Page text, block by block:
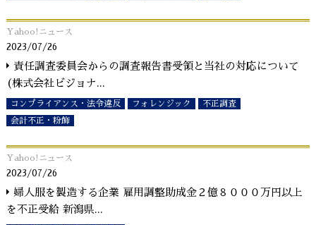
Yahoo!ニュース
2023/07/26
責任調査委員会からの調査報告書受領と当社の対応について
(株式会社ビジョナ ...
コンプライアンス・法令違反 フォレンジック
不正調査
会計不正・粉飾
Yahoo!ニュース
2023/07/26
婦人服を製造する企業 雇用調整助成金２億８０００万円以上
を不正受給 新潟県...